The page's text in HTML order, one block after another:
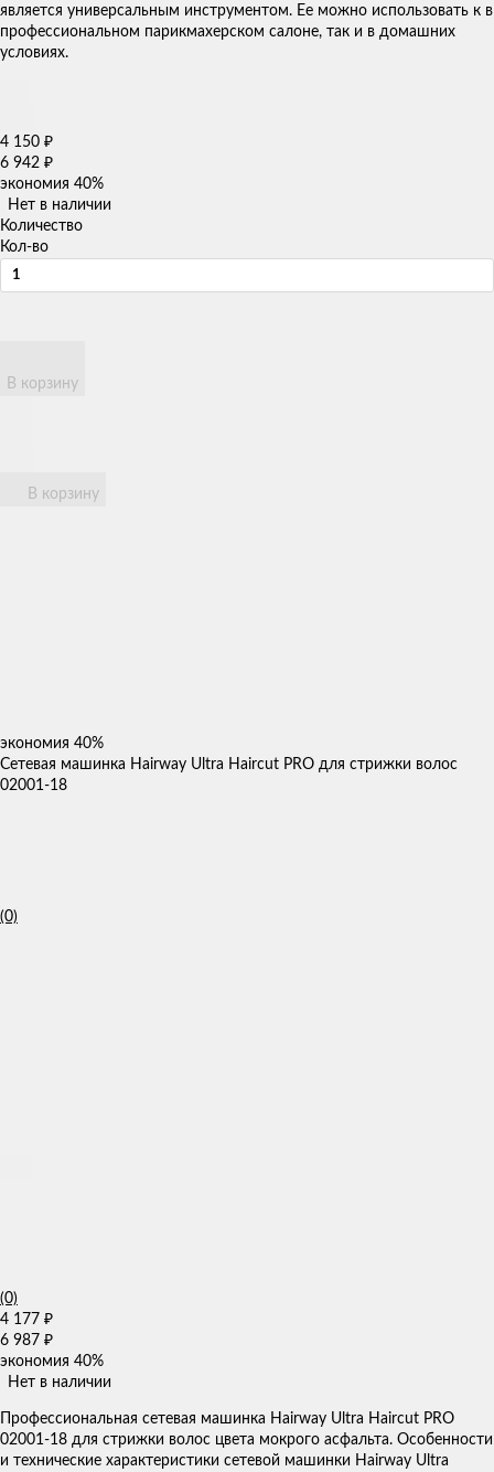
является универсальным инструментом. Ее можно использовать к в
профессиональном парикмахерском салоне, так и в домашних
условиях.
4 150 ₽
6 942 ₽
экономия 40%
Нет в наличии
Количество
Кол-во
В корзину
В корзину
экономия 40%
Сетевая машинка Hairway Ultra Haircut PRO для стрижки волос
02001-18
(0)
(0)
4 177 ₽
6 987 ₽
экономия 40%
Нет в наличии
Профессиональная сетевая машинка Hairway Ultra Haircut PRO
02001-18 для стрижки волос цвета мокрого асфальта. Особенности
и технические характеристики сетевой машинки Hairway Ultra